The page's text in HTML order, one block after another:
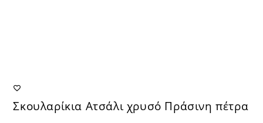
Σκουλαρίκια Ατσάλι χρυσό Πράσινη πέτρα